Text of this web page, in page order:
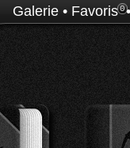
Galerie • Favoris0